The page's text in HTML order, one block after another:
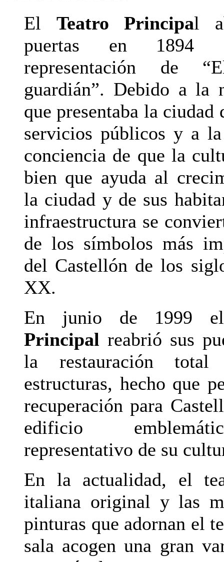
El Teatro Principal
puertas en 1894
representación de
guardián”. Debido a la
que presentaba la ciudad
servicios públicos y a
conciencia de que la
bien que ayuda al
la ciudad y de sus
infraestructura se
de los símbolos más
del Castellón de los
XX.
En junio de 1999
Principal reabrió sus
la restauración
estructuras, hecho que
recuperación para
edificio
representativo de su
En la actualidad, el
italiana original y las
pinturas que adornan el
sala acogen una gran